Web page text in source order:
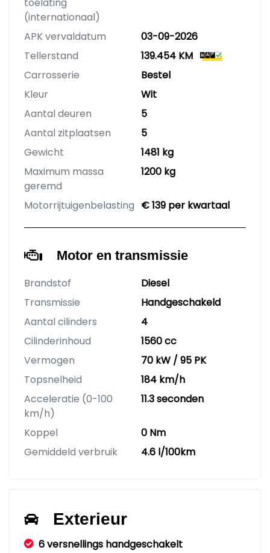
toelating
(internationaal)
APK vervaldatum
03-09-2026
Tellerstand
139.454 KM
Carrosserie
Bestel
Kleur
Wit
Aantal deuren
5
Aantal zitplaatsen
5
Gewicht
1481 kg
Maximum massa
geremd
1200 kg
Motorrijtuigenbelasting € 139 per kwartaal
Motor en transmissie
Brandstof
Diesel
Transmissie
Handgeschakeld
Aantal cilinders
4
Cilinderinhoud
1560 cc
Vermogen
70 kW / 95 PK
Topsnelheid
184 km/h
Acceleratie (0-100
km/h)
11.3 seconden
Koppel
0 Nm
Gemiddeld verbruik
4.6 l/100km
Exterieur
6 versnellings handgeschakelt